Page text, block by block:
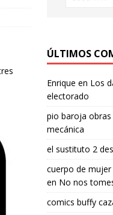
ÚLTIMOS
Enrique en Los
electorado
pio baroja
mecánica
el sustituto 2
cuerpo de
en No nos
comics buffy